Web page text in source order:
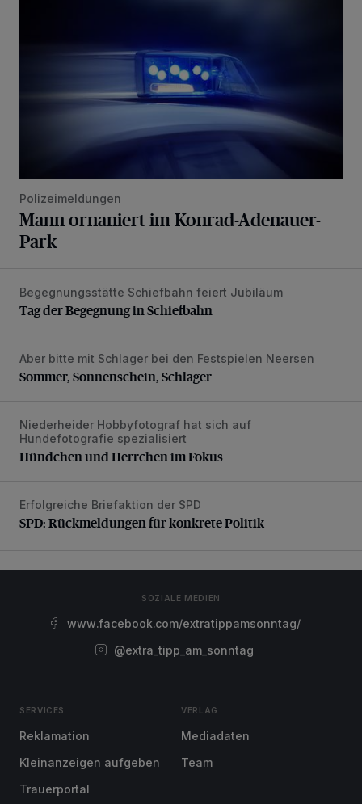
Polizeimeldungen
Mann ornaniert im Konrad-Adenauer-
Park
Tag der Begegnung in Schiefbahn
Begegnungsstätte Schiefbahn feiert Jubiläum
Tag der Begegnung in Schiefbahn
Sommer, Sonnenschein, Schlager
Aber bitte mit Schlager bei den Festspielen Neersen
Sommer, Sonnenschein, Schlager
Hündchen und Herrchen im Fokus
Niederheider Hobbyfotograf hat sich auf
Hundefotografie spezialisiert
Hündchen und Herrchen im Fokus
SPD: Rückmeldungen für konkrete Politik
Erfolgreiche Briefaktion der SPD
SPD: Rückmeldungen für konkrete Politik
SOZIALE MEDIEN
www.facebook.com/extratippamsonntag/
@extra_tipp_am_sonntag
SERVICES
Reklamation
Kleinanzeigen aufgeben
Trauerportal
VERLAG
Mediadaten
Team